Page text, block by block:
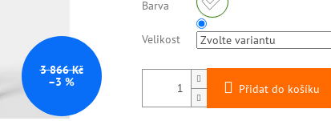
3 866 Kč
–3 %
Barva
Velikost
Přidat do košíku